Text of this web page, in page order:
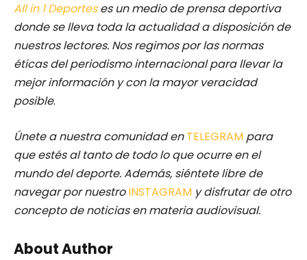
All in 1 Deporteses un medio de prensa deportiva
donde se lleva toda la actualidad a disposición de
nuestros lectores. Nos regimos por las normas
éticas del periodismo internacional para llevar la
mejor información y con la mayor veracidad
posible.
Únete a nuestra comunidad enTELEGRAM para
que estés al tanto de todo lo que ocurre en el
mundo del deporte. Además, siéntete libre de
navegar por nuestro INSTAGRAM y disfrutar de otro
concepto de noticias en materia audiovisual.
About Author